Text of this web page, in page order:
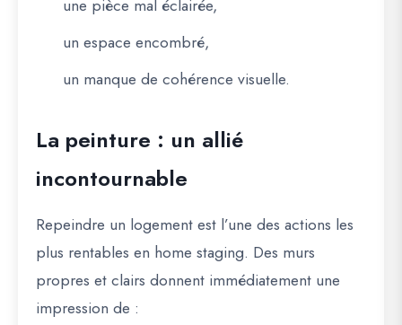
une pièce mal éclairée,
un espace encombré,
un manque de cohérence visuelle.
La peinture : un allié
incontournable
Repeindre un logement est l’une des actions les
plus rentables en home staging. Des murs
propres et clairs donnent immédiatement une
impression de :